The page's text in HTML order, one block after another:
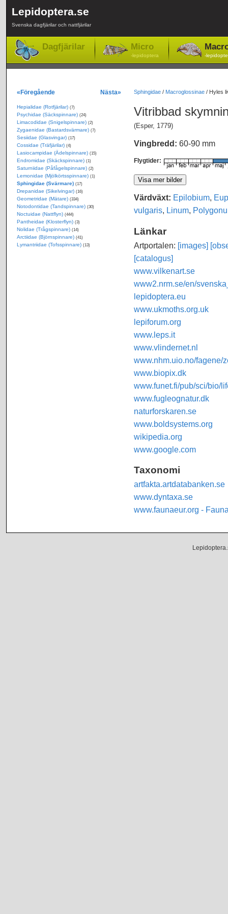
Lepidoptera.se
Svenska dagfjärilar och nattfjärilar
Dagfjärilar Micro
-lepidoptera -
Sphingidae/ Macroglossinae/ Hyles
Vitribbad
(Esper, 1779)
Vingbredd: 60-90 mm
Flygtider:
Värdväxt: Epilobium,
vulgaris, Linum,
Länkar
Artportalen: [images]
[catalogus]
www.vilkenart.se
www2.nrm.se/en/
lepidoptera.eu
www.ukmoths.org.uk
lepiforum.org
www.leps.it
www.vlindernet.nl
www.nhm.uio.no/fagene/
www.biopix.dk
www.funet.fi/pub/sci/bio/
www.fugleognatur.dk
naturforskaren.se
www.boldsystems.org
wikipedia.org
www.google.com
Taxonomi
artfakta.artdatabanken.se
www.dyntaxa.se
www.faunaeur.org -
«Föregående Nästa»
Hepialidae (Rotfjärilar) (7)
Psychidae (Säckspinnare) (24)
Limacodidae (Snigelspinnare) (2)
Zygaenidae (Bastardsvärmare) (7)
Sesiidae (Glasvingar) (17)
Cossidae (Träfjärilar) (4)
Lasiocampidae (Ädelspinnare) (15)
Endromidae (Skäckspinnare) (1)
Saturniidae (Påfågelspinnare) (2)
Lemonidae (Mjölkörtsspinnare) (1)
Sphingidae (Svärmare) (17)
Drepanidae (Sikelvingar) (16)
Geometridae (Mätare) (334)
Notodontidae (Tandspinnare) (30)
Noctuidae (Nattflyn) (444)
Pantheidae (Klosterflyn) (3)
Nolidae (Trågspinnare) (14)
Arctiidae (Björnspinnare) (41)
Lymantriidae (Tofsspinnare) (13)